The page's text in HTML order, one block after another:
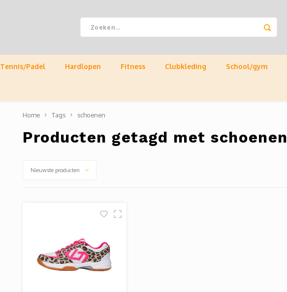
Tennis/Padel Hardlopen Fitness Clubkleding School/gym
Home Tags schoenen
Producten getagd met schoenen
Nieuwste producten